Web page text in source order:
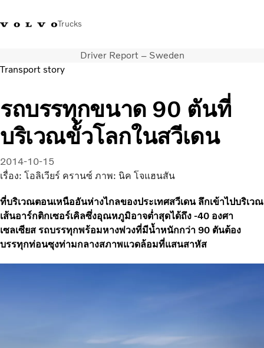
Trucks
Volvo Trucks Thailand Facebookเข้าสู่ระบบ
การใช้งานด้านการขนส่ง
รถบรรทุก
บริการ
สถานที่ตั้งของตัวแทนจำหน่าย
ข่าวและสื่อ
เกี่ยวกับเรา
Driver Report – Sweden
Transport story
รถบรรทุกขนาด 90 ตันที่
บริเวณขั้วโลกในสวีเดน
2014-10-15
เรื่อง: โอลิเวียร์ ครานซ์ ภาพ: นิค โจแฮนสัน
ที่บริเวณตอนเหนืออันห่างไกลของประเทศสวีเดน ลึกเข้าไปบริเวณ
เส้นอาร์กติกเซอร์เคิลซึ่งอุณหภูมิอาจต่ำสุดได้ถึง -40 องศา
เซลเซียส รถบรรทุกพร้อมหางพ่วงที่มีน้ำหนักกว่า 90 ตันต้อง
บรรทุกท่อนซุงท่ามกลางสภาพแวดล้อมที่แสนสาหัส